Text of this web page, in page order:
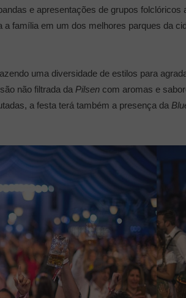
e apresentações de grupos
a família em um dos melhores parques da
uma diversidade de estilos para
não filtrada da Pilsen com aromas e
a festa terá também a presença da